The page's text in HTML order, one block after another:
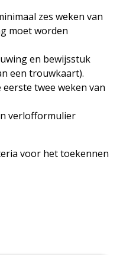
zes weken van
moet worden
en bewijsstuk
een trouwkaart).
twee weken van
verlofformulier
voor het toekennen